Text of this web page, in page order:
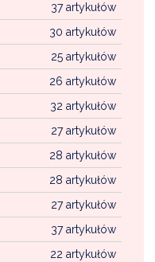
37 artykułów
30 artykułów
25 artykułów
26 artykułów
32 artykułów
27 artykułów
28 artykułów
28 artykułów
27 artykułów
37 artykułów
22 artykułów